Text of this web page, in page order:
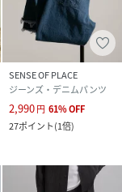
SENSE OF PLACE
ジーンズ・デニムパンツ
2,990円 61%OFF
27ポイント(1倍)